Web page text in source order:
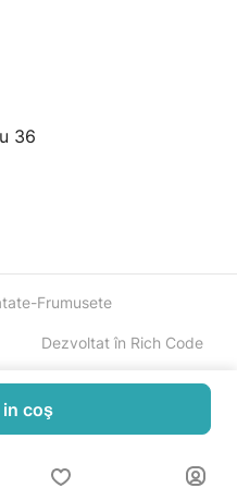
36
Frumusete
Dezvoltat în Rich Code
coş